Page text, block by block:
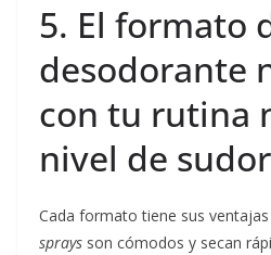
5. El formato
desodorante
con tu rutina
nivel de
Cada formato tiene sus
sprays son cómodos y secan